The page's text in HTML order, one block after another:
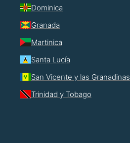
Dominica
Granada
Martinica
Santa Lucía
San Vicente y las Granadinas
Trinidad y Tobago